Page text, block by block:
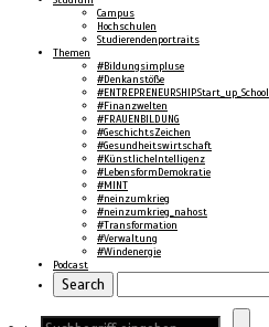
Campus
Hochschulen
Studierendenportraits
Themen
#Bildungsimpluse
#Denkanstöße
#ENTREPRENEURSHIP.Start_up_School
#Finanzwelten
#FRAUENBILDUNG
#GeschichtsZeichen
#Gesundheitswirtschaft
#KünstlicheIntelligenz
#LebensformDemokratie
#MINT
#neinzumkrieg
#neinzumkrieg_nahost
#Transformation
#Verwaltung
#Windenergie
Podcast